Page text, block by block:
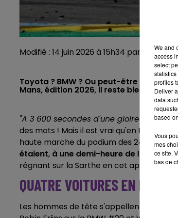
Modifié : 14 juin 2026 à 15h34 par Emilien
Toyota ? BMW ? Ou peut-être
Mans, édition 2026, il reste bien
"A 3 600 secondes d'une gloire éternelle"
des mots ! Mais il est vrai qu'en tête de
haute marche du podium des 24 Heures
étaient, à une demi-heure de
régnant sur la Sarthe en cet après-midi
QUATRE VOITURES EN
Les hommes de tête s'appellent Kamui
We and
access
select
profiles
Deliver
data
based
Vous
mes
ce site.
bas de